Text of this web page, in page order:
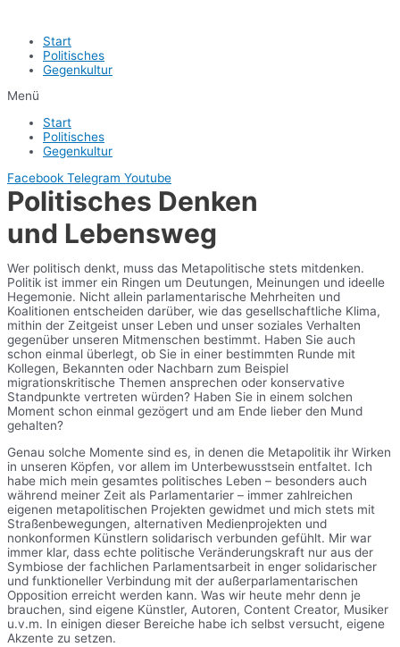
Start
Politisches
Gegenkultur
Menü
Start
Politisches
Gegenkultur
Facebook Telegram Youtube
Politisches Denken
und Lebensweg
Wer politisch denkt, muss das Metapolitische stets mitdenken.
Politik ist immer ein Ringen um Deutungen, Meinungen und ideelle
Hegemonie. Nicht allein parlamentarische Mehrheiten und
Koalitionen entscheiden darüber, wie das gesellschaftliche Klima,
mithin der Zeitgeist unser Leben und unser soziales Verhalten
gegenüber unseren Mitmenschen bestimmt. Haben Sie auch
schon einmal überlegt, ob Sie in einer bestimmten Runde mit
Kollegen, Bekannten oder Nachbarn zum Beispiel
migrationskritische Themen ansprechen oder konservative
Standpunkte vertreten würden? Haben Sie in einem solchen
Moment schon einmal gezögert und am Ende lieber den Mund
gehalten?
Genau solche Momente sind es, in denen die Metapolitik ihr Wirken
in unseren Köpfen, vor allem im Unterbewusstsein entfaltet. Ich
habe mich mein gesamtes politisches Leben – besonders auch
während meiner Zeit als Parlamentarier – immer zahlreichen
eigenen metapolitischen Projekten gewidmet und mich stets mit
Straßenbewegungen, alternativen Medienprojekten und
nonkonformen Künstlern solidarisch verbunden gefühlt. Mir war
immer klar, dass echte politische Veränderungskraft nur aus der
Symbiose der fachlichen Parlamentsarbeit in enger solidarischer
und funktioneller Verbindung mit der außerparlamentarischen
Opposition erreicht werden kann. Was wir heute mehr denn je
brauchen, sind eigene Künstler, Autoren, Content Creator, Musiker
u.v.m. In einigen dieser Bereiche habe ich selbst versucht, eigene
Akzente zu setzen.